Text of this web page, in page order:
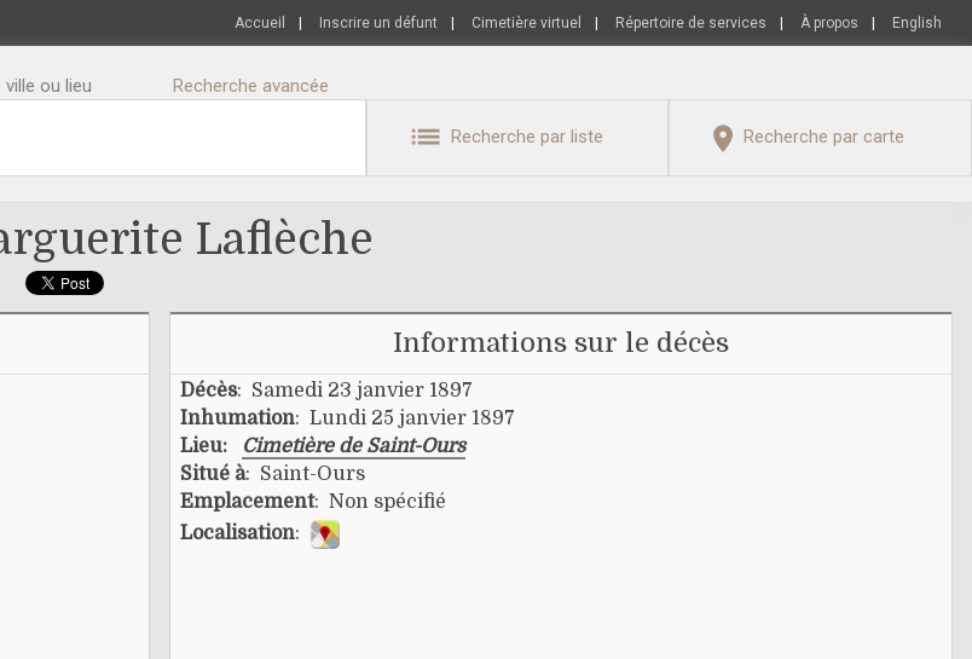
Accueil Inscrire un défunt Cimetière virtuel Répertoire de services À propos English
ou lieu Recherche avancée
Recherche par liste Recherche par carte
Laflèche
Informations sur le décès
Décès: Samedi 23 janvier 1897
Inhumation: Lundi 25 janvier 1897
Lieu:
Cimetière de Saint-Ours
Situé à: Saint-Ours
Emplacement: Non spécifié
Localisation: